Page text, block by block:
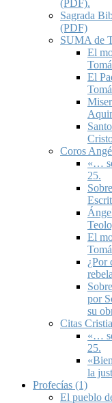
(PDF).
Sagrada
(PDF)
SUMA de
El
El
Coros
«…
25.
El
¿Por
por
su
Citas
«…
25.
la
Profecías (1)
El pueblo